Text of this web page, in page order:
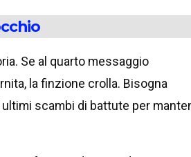
Se al quarto messaggio
la finzione crolla. Bisogna
scambi di battute per